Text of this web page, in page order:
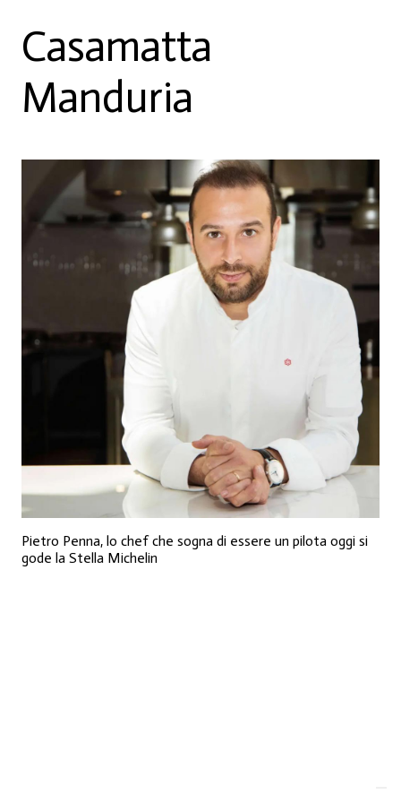
Casamatta
Manduria
Pietro Penna, lo chef che sogna di essere un pilota oggi si
gode la Stella Michelin